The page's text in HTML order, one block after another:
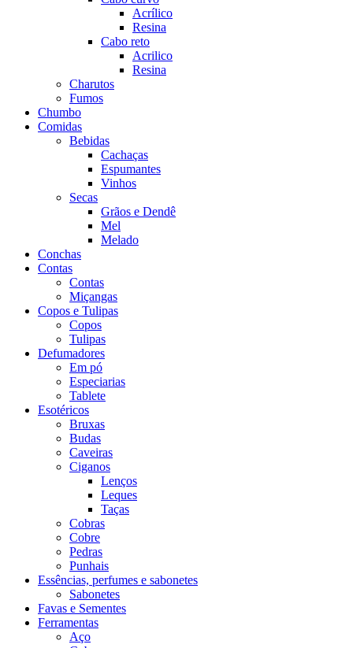
Acrílico
Resina
Cabo reto
Acrilico
Resina
Charutos
Fumos
Chumbo
Comidas
Bebidas
Cachaças
Espumantes
Vinhos
Secas
Grãos e Dendê
Mel
Melado
Conchas
Contas
Contas
Miçangas
Copos e Tulipas
Copos
Tulipas
Defumadores
Em pó
Especiarias
Tablete
Esotéricos
Bruxas
Budas
Caveiras
Ciganos
Lenços
Leques
Taças
Cobras
Cobre
Pedras
Punhais
Essências, perfumes e sabonetes
Sabonetes
Favas e Sementes
Ferramentas
Aço